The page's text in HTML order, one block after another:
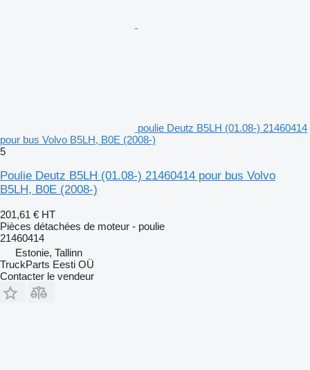
poulie Deutz B5LH (01.08-) 21460414
pour bus Volvo B5LH, B0E (2008-)
5
Poulie Deutz B5LH (01.08-) 21460414 pour bus Volvo
B5LH, B0E (2008-)
201,61 € HT
Pièces détachées de moteur - poulie
21460414
Estonie, Tallinn
TruckParts Eesti OÜ
Contacter le vendeur